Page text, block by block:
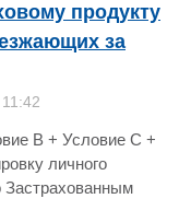
продукту
за
В + Условие С +
личного
Застрахованным